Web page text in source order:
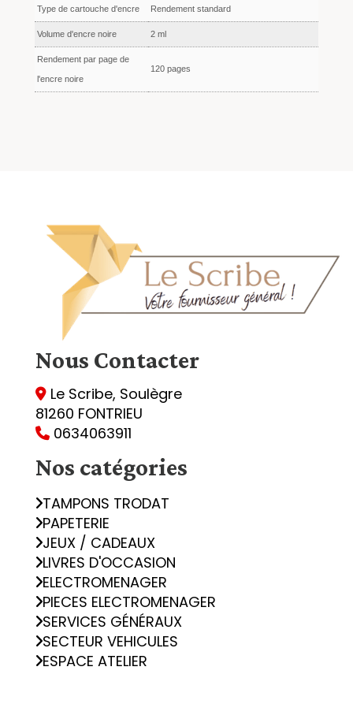
Type de cartouche d'encre Rendement standard
Volume d'encre noire 2 ml
Rendement par page de
l'encre noire
120 pages
Nous Contacter
 Le Scribe, Soulègre
81260 FONTRIEU
 0634063911
Nos catégories
TAMPONS TRODAT
PAPETERIE
JEUX / CADEAUX
LIVRES D'OCCASION
ELECTROMENAGER
PIECES ELECTROMENAGER
SERVICES GÉNÉRAUX
SECTEUR VEHICULES
ESPACE ATELIER